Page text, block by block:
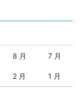
8 月 7 月
2 月 1 月